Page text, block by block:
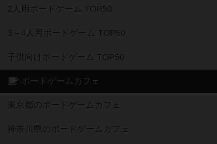
2人用ボードゲーム TOP50
3～4人用ボードゲーム TOP50
子供向けボードゲーム TOP50
ボードゲームカフェ
東京都のボードゲームカフェ
神奈川県のボードゲームカフェ